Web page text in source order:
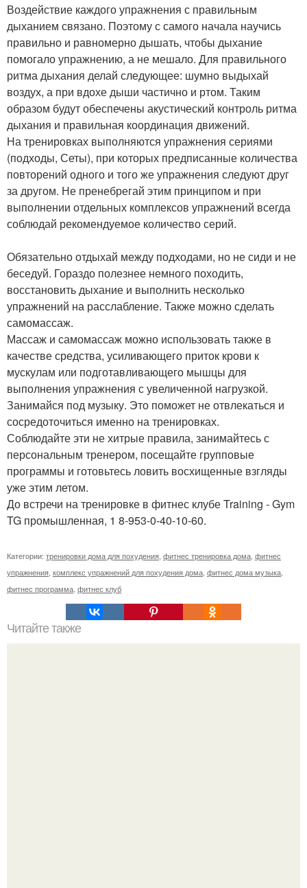
Воздействие каждого упражнения с правильным
дыханием связано. Поэтому с самого начала научись
правильно и равномерно дышать, чтобы дыхание
помогало упражнению, а не мешало. Для правильного
ритма дыхания делай следующее: шумно выдыхай
воздух, а при вдохе дыши частично и ртом. Таким
образом будут обеспечены акустический контроль ритма
дыхания и правильная координация движений.
На тренировках выполняются упражнения сериями
(подходы, Сеты), при которых предписанные количества
повторений одного и того же упражнения следуют друг
за другом. Не пренебрегай этим принципом и при
выполнении отдельных комплексов упражнений всегда
соблюдай рекомендуемое количество серий.
Обязательно отдыхай между подходами, но не сиди и не
беседуй. Гораздо полезнее немного походить,
восстановить дыхание и выполнить несколько
упражнений на расслабление. Также можно сделать
самомассаж.
Массаж и самомассаж можно использовать также в
качестве средства, усиливающего приток крови к
мускулам или подготавливающего мышцы для
выполнения упражнения с увеличенной нагрузкой.
Занимайся под музыку. Это поможет не отвлекаться и
сосредоточиться именно на тренировках.
Соблюдайте эти не хитрые правила, занимайтесь с
персональным тренером, посещайте групповые
программы и готовьтесь ловить восхищенные взгляды
уже этим летом.
До встречи на тренировке в фитнес клубе Training - Gym
TG промышленная, 1 8-953-0-40-10-60.
Категории: тренировки дома для похудения фитнес тренировка дома фитнес
упражнения комплекс упражнений для похудения дома фитнес дома музыка
фитнес программа фитнес клуб
Читайте также